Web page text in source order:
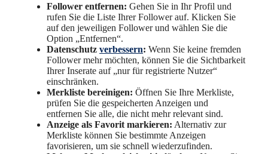
Follower entfernen: Gehen Sie in Ihr Profil und
rufen Sie die Liste Ihrer Follower auf. Klicken Sie
auf den jeweiligen Follower und wählen Sie die
Option „Entfernen“.
Datenschutz verbessern: Wenn Sie keine fremden
Follower mehr möchten, können Sie die Sichtbarkeit
Ihrer Inserate auf „nur für registrierte Nutzer“
einschränken.
Merkliste bereinigen: Öffnen Sie Ihre Merkliste,
prüfen Sie die gespeicherten Anzeigen und
entfernen Sie alle, die nicht mehr relevant sind.
Anzeige als Favorit markieren: Alternativ zur
Merkliste können Sie bestimmte Anzeigen
favorisieren, um sie schnell wiederzufinden.